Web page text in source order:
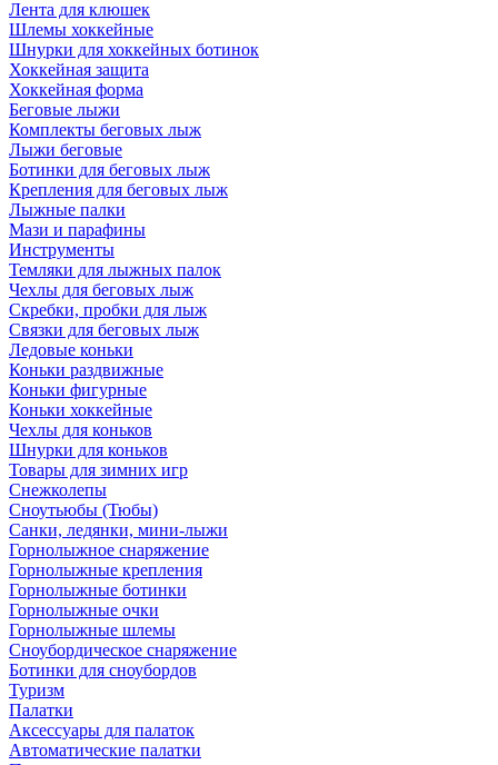
Лента для клюшек
Шлемы хоккейные
Шнурки для хоккейных ботинок
Хоккейная защита
Хоккейная форма
Беговые лыжи
Комплекты беговых лыж
Лыжи беговые
Ботинки для беговых лыж
Крепления для беговых лыж
Лыжные палки
Мази и парафины
Инструменты
Темляки для лыжных палок
Чехлы для беговых лыж
Скребки, пробки для лыж
Связки для беговых лыж
Ледовые коньки
Коньки раздвижные
Коньки фигурные
Коньки хоккейные
Чехлы для коньков
Шнурки для коньков
Товары для зимних игр
Снежколепы
Сноутьюбы (Тюбы)
Санки, ледянки, мини-лыжи
Горнолыжное снаряжение
Горнолыжные крепления
Горнолыжные ботинки
Горнолыжные очки
Горнолыжные шлемы
Сноубордическое снаряжение
Ботинки для сноубордов
Туризм
Палатки
Аксессуары для палаток
Автоматические палатки